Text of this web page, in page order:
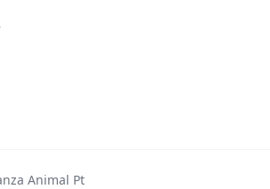
Animal Pt